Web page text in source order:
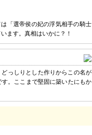
「選帝侯の妃の浮気相手の騎士
ます。真相はいかに？！
っしりとした作りからこの名が
。ここまで堅固に築いたにもか